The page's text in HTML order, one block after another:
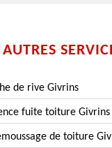
AUTRES
de rive Givrins
fuite toiture Givrins
de toiture